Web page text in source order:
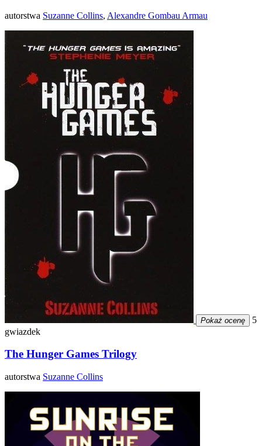
autorstwa Suzanne Collins, Alexandre Gombau Armau
Pokaż ocenę
5
gwiazdek
The Hunger Games Trilogy
autorstwa Suzanne Collins